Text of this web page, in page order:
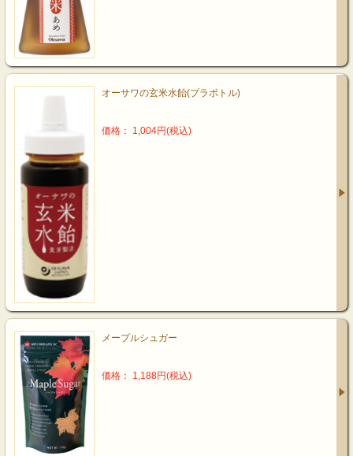
オーサワの玄米水飴(プラボトル)
価格： 1,004円(税込)
メープルシュガー
価格： 1,188円(税込)